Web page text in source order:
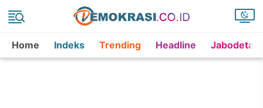
Home Indeks Trending Headline